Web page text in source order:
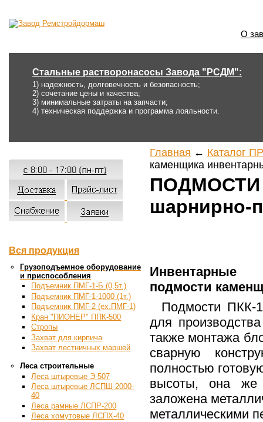
О
Стальные растворонасосы Завода "РСДМ":
1) надежность, долговечность и безопасность;
2) сочетание цены и качества;
3) минимальные затраты на запчасти;
4) техническая поддержка и программа лояльности.
Вся продукция
Грузоподъемное оборудование
и приспособления
Подъемник ПМГ-1-Б (0,5т.)
Подъемник ПМГ-1-1000 (1т.)
Подъемник ПМГ-2 (ex.ПМГ-1)
Кран "ПИОНЕР" ППК-500
Стропы
Захват для кирпича
Захват лестничных маршей
Леса строительные
Леса штыревые Э-507
Леса штыревые ЛСПШ-2000-
40
Леса рамные ЛСПР-200
Леса хомутовые ЛСПХ-40
Главная ← Каталог
каменщика
ПОДМОСТИ
шарнирно-
Инвентарные
подмости
Подмости ПКК-
для
также монтажа
сварную
полностью
высоты, она же
заложена
металлическими